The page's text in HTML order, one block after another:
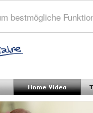
bestmögliche